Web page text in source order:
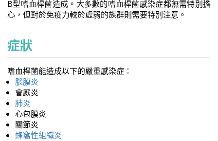
B型嗜血桿菌造成。大多數的嗜血桿菌感染症都無需特別擔
心，但對於免疫力較於虛弱的族群則需要特別注意。
症狀
嗜血桿菌能造成以下的嚴重感染症：
腦膜炎
會厭炎
肺炎
心包膜炎
關節炎
蜂窩性組織炎